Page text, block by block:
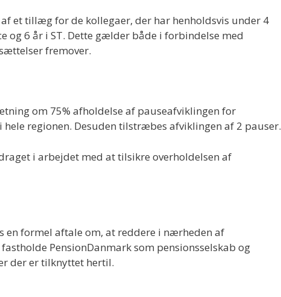
et tillæg for de kollegaer, der har henholdsvis under 4
og 6 år i ST. Dette gælder både i forbindelse med
fremover.
om 75% afholdelse af pauseafviklingen for
regionen. Desuden tilstræbes afviklingen af 2 pauser.
i arbejdet med at tilsikre overholdelsen af
en formel aftale om, at reddere i nærheden af
PensionDanmark som pensionsselskab og
der er tilknyttet hertil.